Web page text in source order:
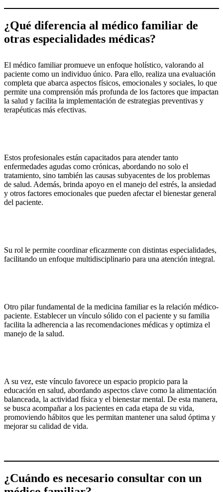
¿Qué diferencia al médico familiar de
otras especialidades médicas?
El médico familiar promueve un enfoque holístico, valorando al
paciente como un individuo único. Para ello, realiza una evaluación
completa que abarca aspectos físicos, emocionales y sociales, lo que
permite una comprensión más profunda de los factores que impactan
la salud y facilita la implementación de estrategias preventivas y
terapéuticas más efectivas.
Estos profesionales están capacitados para atender tanto
enfermedades agudas como crónicas, abordando no solo el
tratamiento, sino también las causas subyacentes de los problemas
de salud. Además, brinda apoyo en el manejo del estrés, la ansiedad
y otros factores emocionales que pueden afectar el bienestar general
del paciente.
Su rol le permite coordinar eficazmente con distintas especialidades,
facilitando un enfoque multidisciplinario para una atención integral.
Otro pilar fundamental de la medicina familiar es la relación médico-
paciente. Establecer un vínculo sólido con el paciente y su familia
facilita la adherencia a las recomendaciones médicas y optimiza el
manejo de la salud.
A su vez, este vínculo favorece un espacio propicio para la
educación en salud, abordando aspectos clave como la alimentación
balanceada, la actividad física y el bienestar mental. De esta manera,
se busca acompañar a los pacientes en cada etapa de su vida,
promoviendo hábitos que les permitan mantener una salud óptima y
mejorar su calidad de vida.
¿Cuándo es necesario consultar con un